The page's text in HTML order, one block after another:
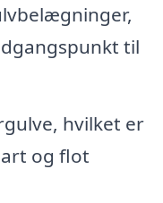
til
hvilket er
og flot